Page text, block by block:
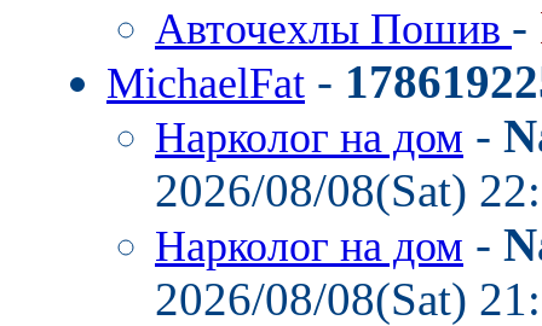
Авточехлы Пошив -
MichaelFat -
Нарколог на дом -
2026/08/08(Sat)
Нарколог на дом -
2026/08/08(Sat)